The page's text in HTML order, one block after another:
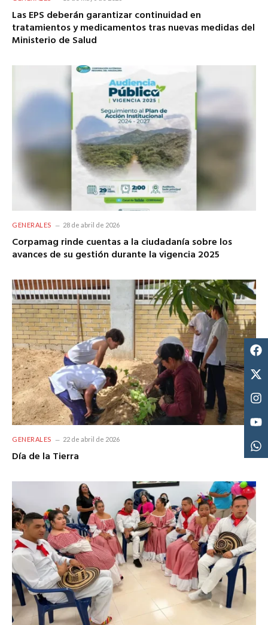
Las EPS deberán garantizar continuidad en
tratamientos y medicamentos tras nuevas medidas del
Ministerio de Salud
GENERALES 28 de abril de 2026
Corpamag rinde cuentas a la ciudadanía sobre los
avances de su gestión durante la vigencia 2025
GENERALES 22 de abril de 2026
Día de la Tierra